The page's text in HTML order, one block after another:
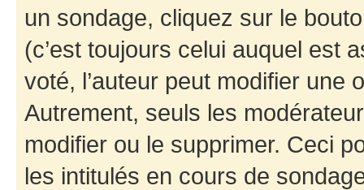
un sondage, cliquez sur le
(c’est toujours celui auquel est
voté, l’auteur peut modifier une
Autrement, seuls les
modifier ou le supprimer. Ceci
les intitulés en cours de